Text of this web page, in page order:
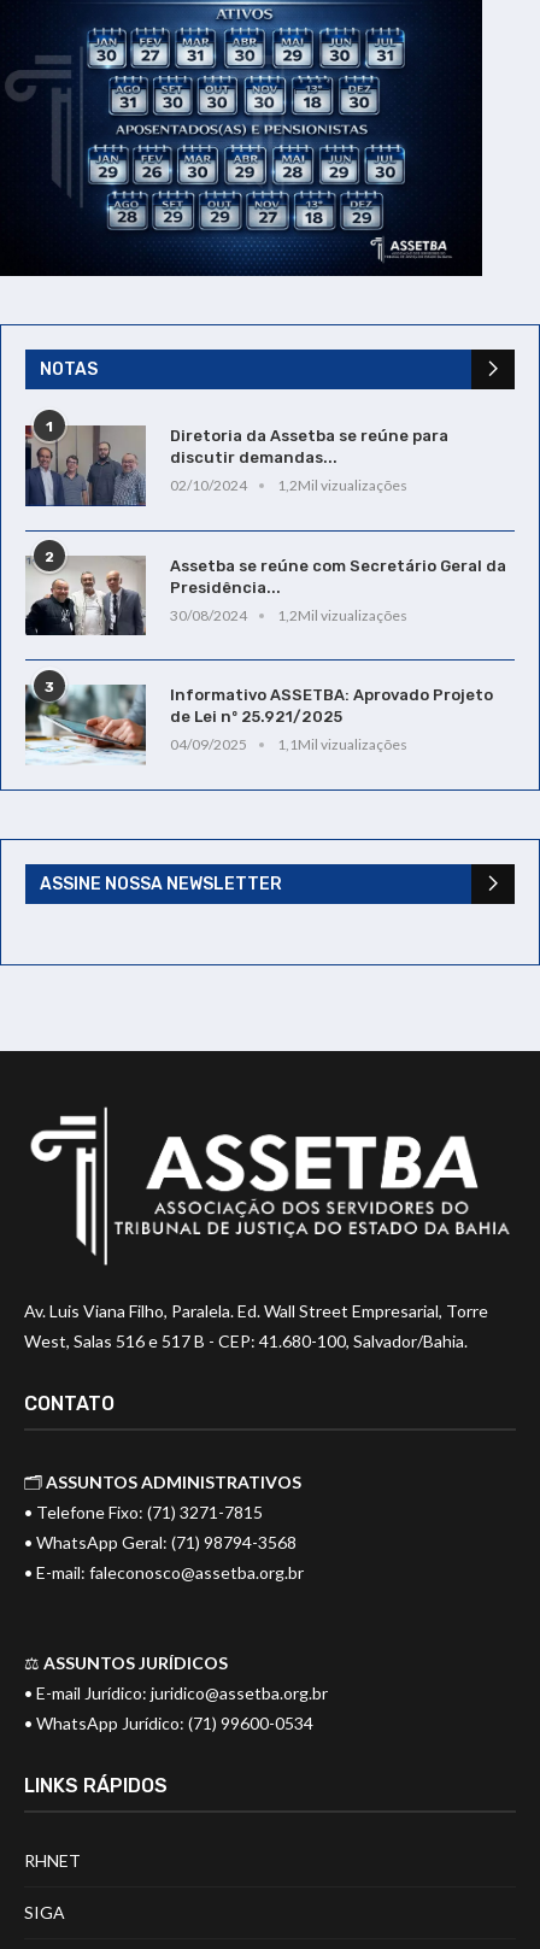
NOTAS
1
Diretoria da Assetba se reúne para
discutir demandas...
02/10/2024
1,2Mil vizualizações
2
Assetba se reúne com Secretário Geral da
Presidência...
30/08/2024
1,2Mil vizualizações
3
Informativo ASSETBA: Aprovado Projeto
de Lei nº 25.921/2025
04/09/2025
1,1Mil vizualizações
ASSINE NOSSA NEWSLETTER
Av. Luis Viana Filho, Paralela. Ed. Wall Street Empresarial, Torre
West, Salas 516 e 517 B - CEP: 41.680-100, Salvador/Bahia.
CONTATO
🗂️ASSUNTOS ADMINISTRATIVOS
• Telefone Fixo: (71) 3271-7815
• WhatsApp Geral: (71) 98794-3568
• E-mail: faleconosco@assetba.org.br
⚖️ ASSUNTOS JURÍDICOS
• E-mail Jurídico: juridico@assetba.org.br
• WhatsApp Jurídico: (71) 99600-0534
LINKS RÁPIDOS
RHNET
SIGA